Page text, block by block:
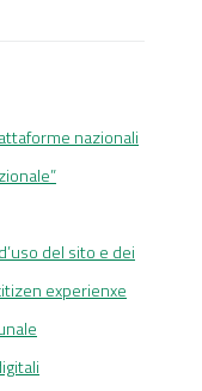
nazionali
del sito e dei
experienxe